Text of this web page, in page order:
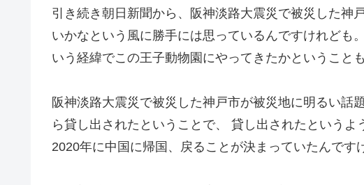
引き続き朝日新聞から、阪神淡路大震災で被災した神
いかなという風に勝手には思っているんですけれども
いう経緯でこの王子動物園にやってきたかということ
阪神淡路大震災で被災した神戸市が被災地に明るい話
ら貸し出されたということで、 貸し出されたという
2020年に中国に帰国、戻ることが決まっていたんです